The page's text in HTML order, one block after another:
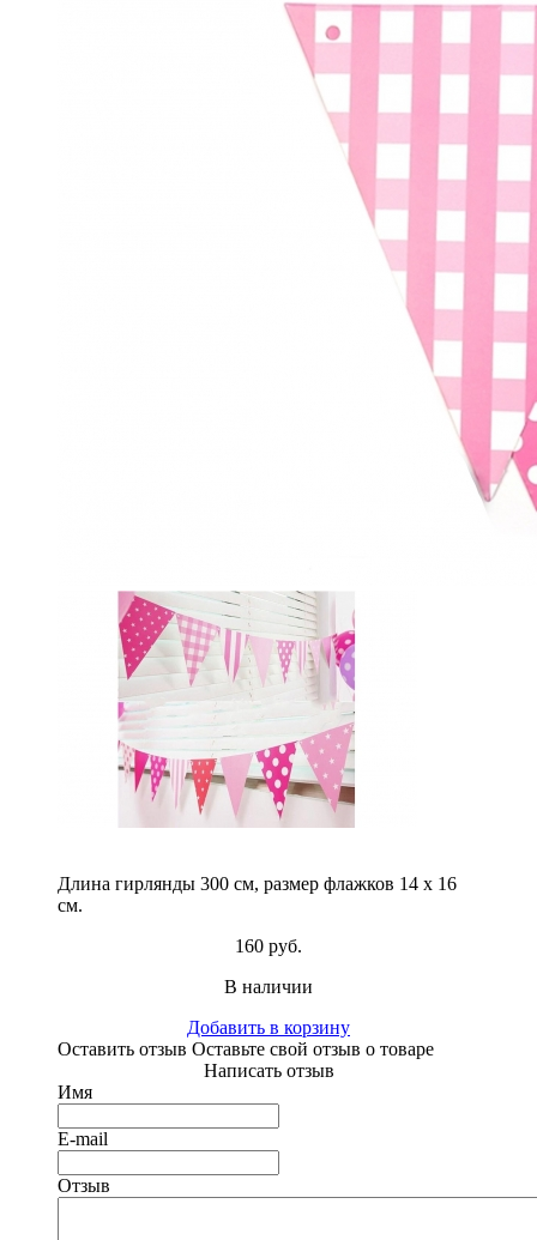
Длина гирлянды 300 см, размер флажков 14 х 16
см.
160 руб.
В наличии
Добавить в корзину
Оставить отзыв Оставьте свой отзыв о товаре
Написать отзыв
Имя
E-mail
Отзыв